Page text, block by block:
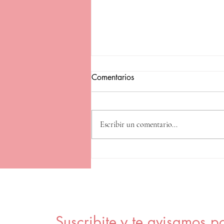
Comentarios
Escribir un comentario...